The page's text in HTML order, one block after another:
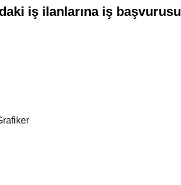
iş ilanlarına iş başvurusu